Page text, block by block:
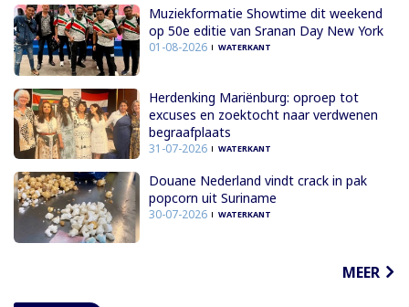
Muziekformatie Showtime dit weekend
op 50e editie van Sranan Day New York
01-08-2026 WATERKANT
Herdenking Mariënburg: oproep tot
excuses en zoektocht naar verdwenen
begraafplaats
31-07-2026 WATERKANT
Douane Nederland vindt crack in pak
popcorn uit Suriname
30-07-2026 WATERKANT
MEER